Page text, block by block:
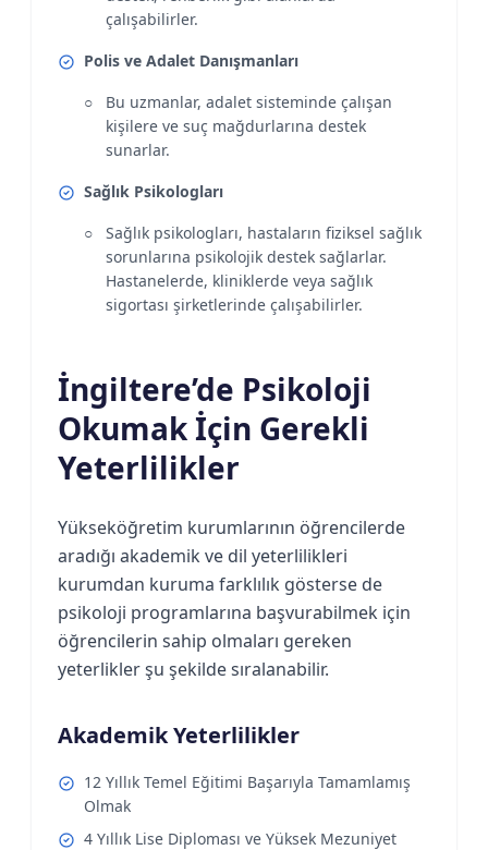
çalışabilirler.
Polis ve Adalet Danışmanları
Bu uzmanlar, adalet sisteminde çalışan
kişilere ve suç mağdurlarına destek
sunarlar.
Sağlık Psikologları
Sağlık psikologları, hastaların fiziksel sağlık
sorunlarına psikolojik destek sağlarlar.
Hastanelerde, kliniklerde veya sağlık
sigortası şirketlerinde çalışabilirler.
İngiltere’de Psikoloji
Okumak İçin Gerekli
Yeterlilikler
Yükseköğretim kurumlarının öğrencilerde
aradığı akademik ve dil yeterlilikleri
kurumdan kuruma farklılık gösterse de
psikoloji programlarına başvurabilmek için
öğrencilerin sahip olmaları gereken
yeterlikler şu şekilde sıralanabilir.
Akademik Yeterlilikler
12 Yıllık Temel Eğitimi Başarıyla Tamamlamış
Olmak
4 Yıllık Lise Diploması ve Yüksek Mezuniyet